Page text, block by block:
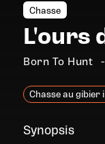
Chasse
L'ours
Born To Hunt
Chasse au
Synopsis